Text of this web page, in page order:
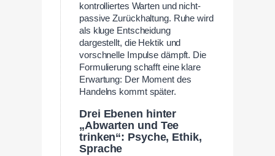
kontrolliertes Warten und nicht-
passive Zurückhaltung. Ruhe wird
als kluge Entscheidung
dargestellt, die Hektik und
vorschnelle Impulse dämpft. Die
Formulierung schafft eine klare
Erwartung: Der Moment des
Handelns kommt später.
Drei Ebenen hinter
„Abwarten und Tee
trinken“: Psyche, Ethik,
Sprache